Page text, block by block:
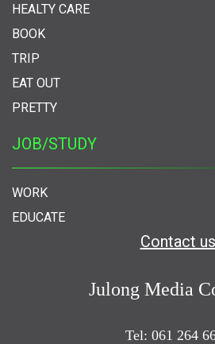
HEALTY CARE
BOOK
TRIP
EAT OUT
PRETTY
JOB/STUDY
WORK
EDUCATE
Contact us
Julong Media
Tel: 061 264